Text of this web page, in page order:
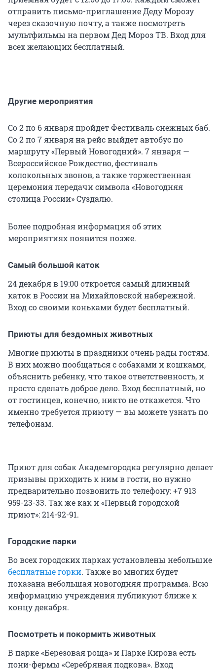
отправить письмо-приглашение Деду Морозу
через сказочную почту, а также посмотреть
мультфильмы на первом Дед Мороз ТВ. Вход для
всех желающих бесплатный.
Другие мероприятия
Со 2 по 6 января пройдет Фестиваль снежных баб.
Со 2 по 7 января на рейс выйдет автобус по
маршруту «Первый Новогодний». 7 января —
Всероссийское Рождество, фестиваль
колокольных звонов, а также торжественная
церемония передачи символа «Новогодняя
столица России» Суздалю.
Более подробная информация об этих
мероприятиях появится позже.
Самый большой каток
24 декабря в 19:00 откроется самый длинный
каток в России на Михайловской набережной.
Вход со своими коньками будет бесплатный.
Приюты для бездомных животных
Многие приюты в праздники очень рады гостям.
В них можно пообщаться с собаками и кошками,
объяснить ребенку, что такое ответственность, и
просто сделать доброе дело. Вход бесплатный, но
от гостинцев, конечно, никто не откажется. Что
именно требуется приюту — вы можете узнать по
телефонам.
Приют для собак Академгородка регулярно делает
призывы приходить к ним в гости, но нужно
предварительно позвонить по телефону: +7 913
959-23-33. Так же как и «Первый городской
приют»: 214-92-91.
Городские парки
Во всех городских парках установлены небольшие
бесплатные горки. Также во многих будет
показана небольшая новогодняя программа. Всю
информацию учреждения публикуют ближе к
концу декабря.
Посмотреть и покормить животных
В парке «Березовая роща» и Парке Кирова есть
пони-фермы «Серебряная подкова». Вход